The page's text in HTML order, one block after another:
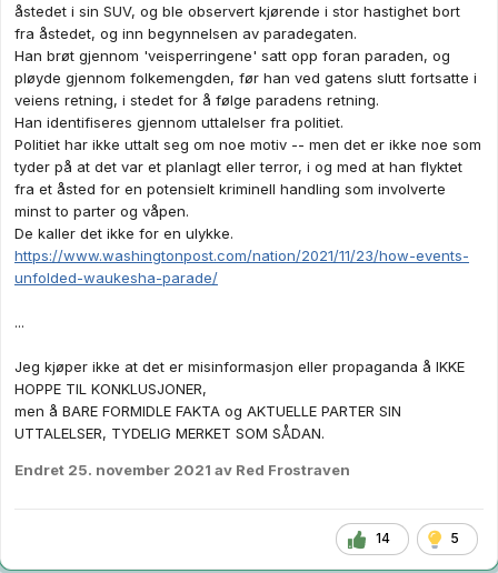
åstedet i sin SUV, og ble observert kjørende i stor hastighet bort
fra åstedet, og inn begynnelsen av paradegaten.
Han brøt gjennom 'veisperringene' satt opp foran paraden, og
pløyde gjennom folkemengden, før han ved gatens slutt fortsatte i
veiens retning, i stedet for å følge paradens retning.
Han identifiseres gjennom uttalelser fra politiet.
Politiet har ikke uttalt seg om noe motiv -- men det er ikke noe som
tyder på at det var et planlagt eller terror, i og med at han flyktet
fra et åsted for en potensielt kriminell handling som involverte
minst to parter og våpen.
De kaller det ikke for en ulykke.
https://www.washingtonpost.com/nation/2021/11/23/how-events-
unfolded-waukesha-parade/
...
Jeg kjøper ikke at det er misinformasjon eller propaganda å IKKE
HOPPE TIL KONKLUSJONER,
men å BARE FORMIDLE FAKTA og AKTUELLE PARTER SIN
UTTALELSER, TYDELIG MERKET SOM SÅDAN.
Endret 25. november 2021 av Red Frostraven
14 5